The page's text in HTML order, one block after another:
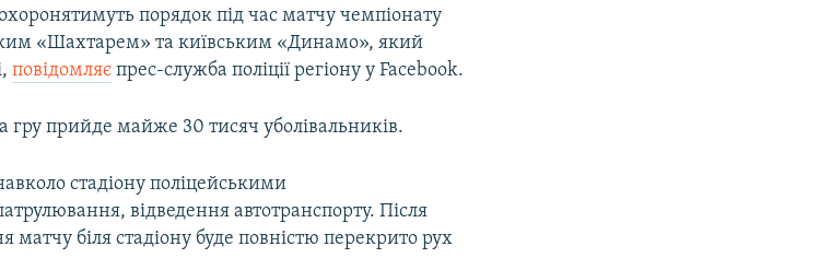
порядок під час матчу чемпіонату
«Шахтарем» та київським «Динамо», який
повідомляє прес-служба поліції регіону у Facebook.
гру прийде майже 30 тисяч уболівальників.
стадіону поліцейськими
відведення автотранспорту. Після
матчу біля стадіону буде повністю перекрито рух